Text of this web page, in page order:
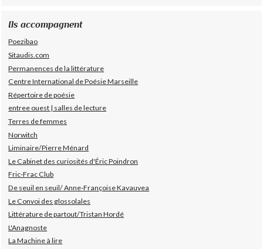
Ils accompagnent
Poezibao
Sitaudis.com
Permanences de la littérature
Centre International de Poésie Marseille
Répertoire de poésie
entree ouest | salles de lecture
Terres de femmes
Norwitch
Liminaire/Pierre Ménard
Le Cabinet des curiosités d'Éric Poindron
Fric-Frac Club
De seuil en seuil/ Anne-Françoise Kavauvea
Le Convoi des glossolales
Littérature de partout/Tristan Hordé
L'Anagnoste
La Machine à lire